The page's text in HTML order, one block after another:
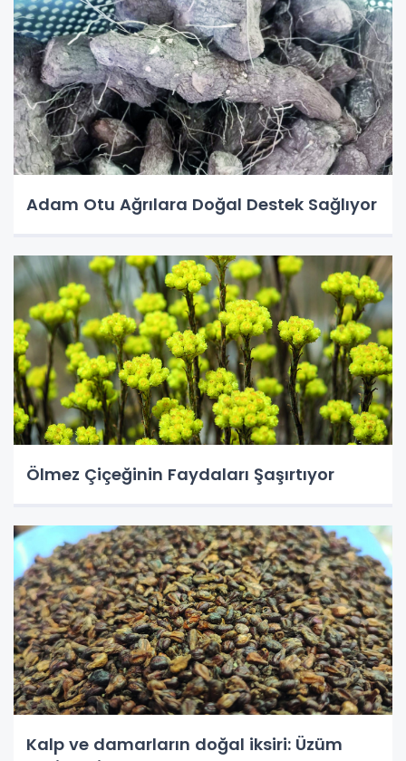
Adam Otu Ağrılara Doğal Destek Sağlıyor
Ölmez Çiçeğinin Faydaları Şaşırtıyor
Kalp ve damarların doğal iksiri: Üzüm